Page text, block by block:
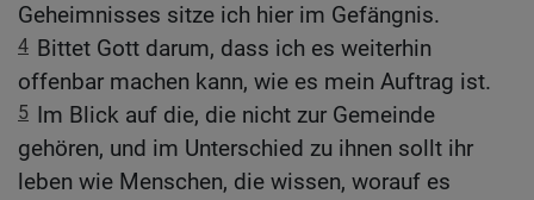
Geheimnisses sitze ich hier im Gefängnis.
4 Bittet Gott darum, dass ich es weiterhin
offenbar machen kann, wie es mein Auftrag ist.
5 Im Blick auf die, die nicht zur Gemeinde
gehören, und im Unterschied zu ihnen sollt ihr
leben wie Menschen, die wissen, worauf es